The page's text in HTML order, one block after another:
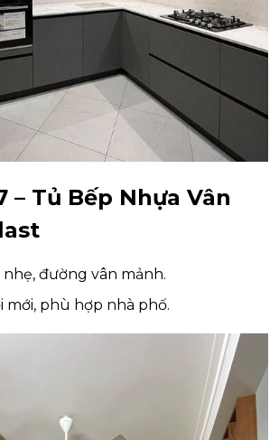
– Tủ Bếp Nhựa Vân
nhẹ, đường vân mảnh.
mới, phù hợp nhà phố.